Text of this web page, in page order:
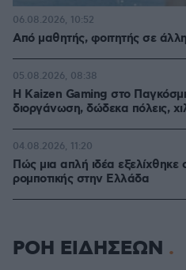
Από μαθητής, φοιτητής σε
06.08.2026, 10:52
H Kaizen Gaming στο
διοργάνωση, δώδεκα πόλεις,
05.08.2026, 08:38
Πώς μια απλή ιδέα
ρομποτικής στην Ελλάδα
04.08.2026, 11:20
ΡΟΗ ΕΙΔΗΣΕΩΝ